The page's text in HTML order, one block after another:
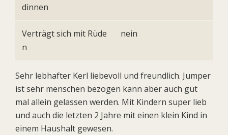
dinnen
Verträgt sich mit Rüde
n
nein
Sehr lebhafter Kerl liebevoll und freundlich. Jumper
ist sehr menschen bezogen kann aber auch gut
mal allein gelassen werden. Mit Kindern super lieb
und auch die letzten 2 Jahre mit einen klein Kind in
einem Haushalt gewesen.